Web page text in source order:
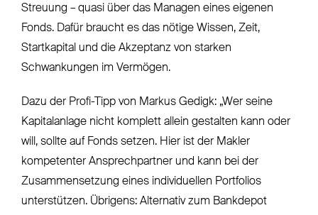
Streuung – quasi über das Managen eines eigenen
Fonds. Dafür braucht es das nötige Wissen, Zeit,
Startkapital und die Akzeptanz von starken
Schwankungen im Vermögen.
Dazu der Profi-Tipp von Markus Gedigk: „Wer seine
Kapitalanlage nicht komplett allein gestalten kann oder
will, sollte auf Fonds setzen. Hier ist der Makler
kompetenter Ansprechpartner und kann bei der
Zusammensetzung eines individuellen Portfolios
unterstützen. Übrigens: Alternativ zum Bankdepot